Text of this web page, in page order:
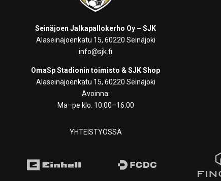
Seinäjoen Jalkapallokerho Oy – SJK
Alaseinäjoenkatu 15, 60220 Seinäjoki
info@sjk.fi
OmaSp Stadionin toimisto & SJK Shop
Alaseinäjoenkatu 15, 60220 Seinäjoki
Avoinna:
Ma–pe klo. 10:00–16:00
YHTEISTYÖSSÄ